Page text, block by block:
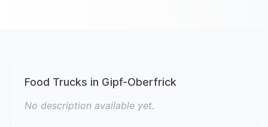
Food Trucks in Gipf-Oberfrick
No description available yet.